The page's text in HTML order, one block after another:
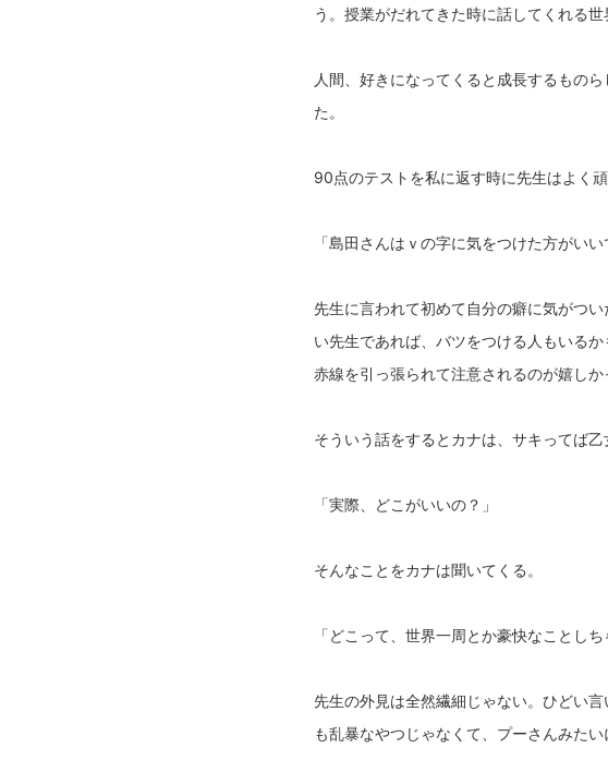
う。授業がだれてきた時に話してくれる
人間、好きになってくると成長するもの
た。
90点のテストを私に返す時に先生はよく
「島田さんはｖの字に気をつけた方がい
先生に言われて初めて自分の癖に気がつ
い先生であれば、バツをつける人もいる
赤線を引っ張られて注意されるのが嬉し
そういう話をするとカナは、サキってば乙
「実際、どこがいいの？」
そんなことをカナは聞いてくる。
「どこって、世界一周とか豪快なことし
先生の外見は全然繊細じゃない。ひどい
も乱暴なやつじゃなくて、プーさんみた